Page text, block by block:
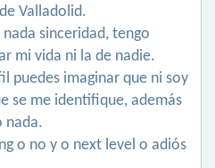
Valladolid.
sinceridad, tengo
mi vida ni la de nadie.
puedes imaginar que ni soy
se me identifique, además
nada.
o no y o next level o adiós